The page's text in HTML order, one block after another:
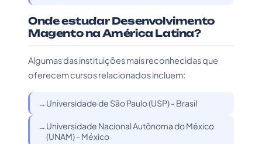
Onde estudar Desenvolvimento
Magento na América Latina?
Algumas das instituições mais reconhecidas que
oferecem cursos relacionados incluem:
Universidade de São Paulo (USP) - Brasil
Universidade Nacional Autônoma do México
(UNAM) - México